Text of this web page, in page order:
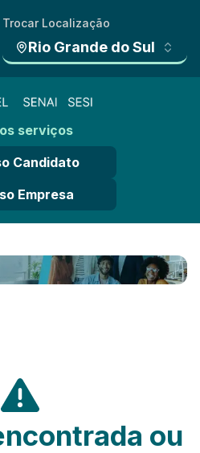
Trocar Localização
Rio Grande do Sul
serviços
Candidato
Empresa
ou